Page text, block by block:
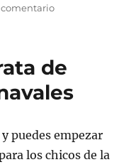
en
un
original
Carnaval
2011
de
y puedes empezar
los chicos de la